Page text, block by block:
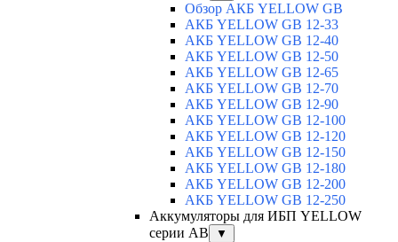
Обзор АКБ YELLOW GB
АКБ YELLOW GB 12-33
АКБ YELLOW GB 12-40
АКБ YELLOW GB 12-50
АКБ YELLOW GB 12-65
АКБ YELLOW GB 12-70
АКБ YELLOW GB 12-90
АКБ YELLOW GB 12-100
АКБ YELLOW GB 12-120
АКБ YELLOW GB 12-150
АКБ YELLOW GB 12-180
АКБ YELLOW GB 12-200
АКБ YELLOW GB 12-250
Аккумуляторы для ИБП YELLOW
серии AB
▼